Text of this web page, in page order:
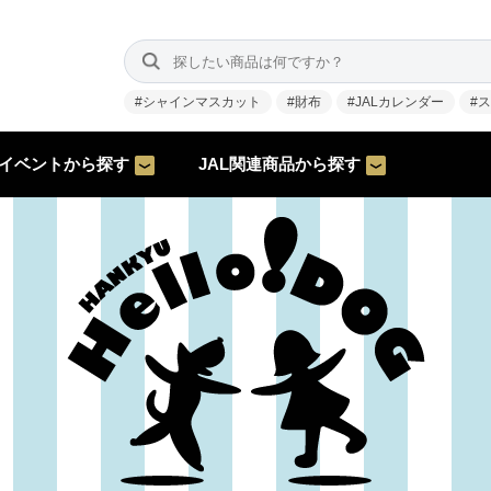
#シャインマスカット #財布 #JALカレンダー #
ベントから探す JAL関連商品から探す